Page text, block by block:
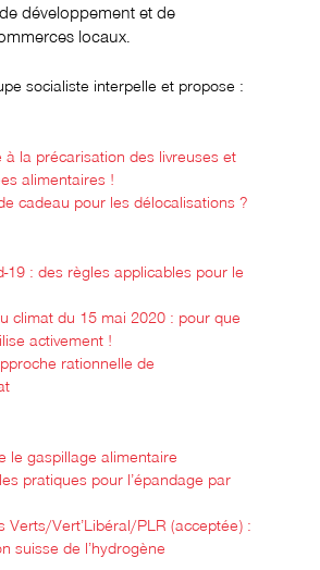
développement et de
locaux.
socialiste interpelle et propose :
à la précarisation des livreuses et
alimentaires !
cadeau pour les délocalisations ?
19 : des règles applicables pour le
climat du 15 mai 2020 : pour que
activement !
rationnelle de
le gaspillage alimentaire
pratiques pour l’épandage par
Verts/Vert’Libéral/PLR (acceptée) :
suisse de l’hydrogène